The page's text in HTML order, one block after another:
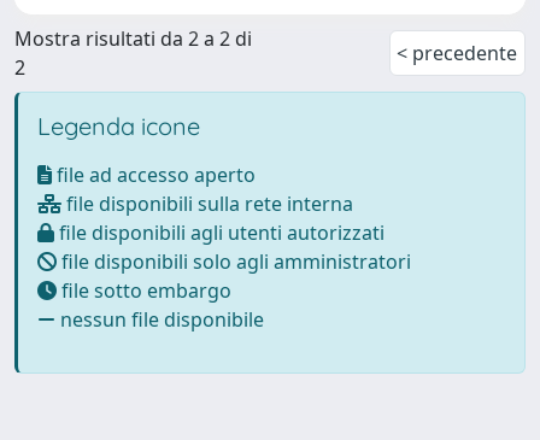
Mostra risultati da 2 a 2 di
2
< precedente
Legenda icone
file ad accesso aperto
file disponibili sulla rete interna
file disponibili agli utenti autorizzati
file disponibili solo agli amministratori
file sotto embargo
nessun file disponibile